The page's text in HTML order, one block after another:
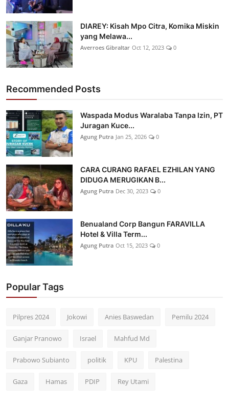
DIAREY: Kisah Mpo Citra, Komika Miskin
yang Melawa...
Averroes Gibraltar Oct 12, 2023 0
Recommended Posts
Waspada Modus Waralaba Tanpa Izin, PT
Juragan Kuce...
Agung Putra Jan 25, 2026 0
CARA CURANG RAFAEL EZHILAN YANG
DIDUGA MERUGIKAN B...
Agung Putra Dec 30, 2023 0
Benualand Corp Bangun FARAVILLA
Hotel & Villa Term...
Agung Putra Oct 15, 2023 0
Popular Tags
Pilpres 2024 Jokowi Anies Baswedan Pemilu 2024
Ganjar Pranowo Israel Mahfud Md
Prabowo Subianto politik KPU Palestina
Gaza Hamas PDIP Rey Utami